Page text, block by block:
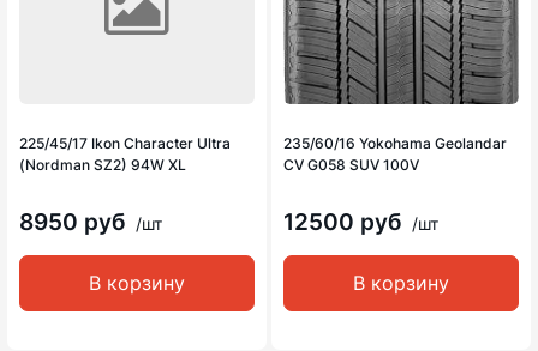
225/45/17 Ikon Character Ultra
(Nordman SZ2) 94W XL
8950 руб /шт
В корзину
235/60/16 Yokohama Geolandar
CV G058 SUV 100V
12500 руб /шт
В корзину